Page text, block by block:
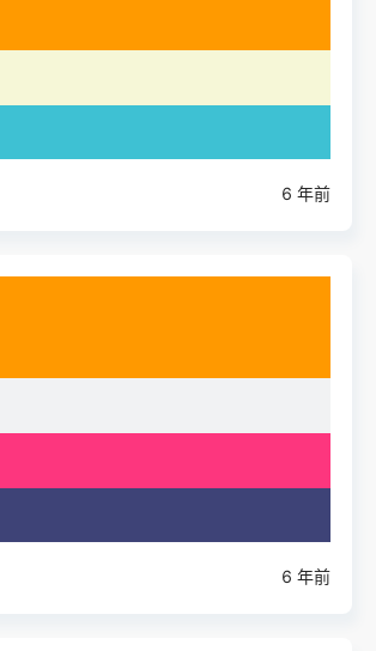
6 年前
6 年前